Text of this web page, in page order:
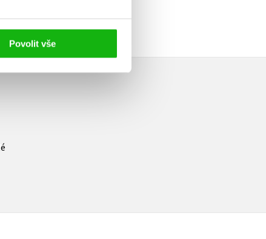
Povolit vše